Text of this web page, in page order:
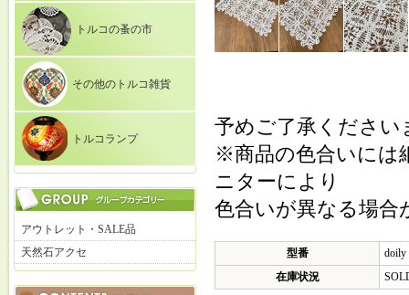
トルコの蚤の市
その他のトルコ雑貨
トルコランプ
アウトレット・SALE品
天然石アクセ
予めご了承ください
※商品の色合いには
ニターにより
色合いが異なる場合
型番
doily
在庫状況